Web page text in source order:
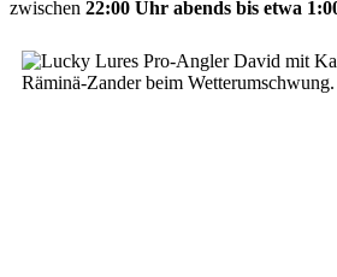
zwischen 22:00 Uhr abends bis etwa